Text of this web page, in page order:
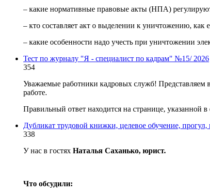
– какие нормативные правовые акты (НПА)
– кто составляет акт о выделении к уничтожению, как
– какие особенности надо учесть при уничтожении
Тест по журналу "Я - специалист по кадрам" №15/ 2026
354
Уважаемые работники кадровых служб! Представляем
работе.
Правильный ответ находится на странице, указанной
Дубликат трудовой книжки, целевое обучение,
338
У нас в гостях Наталья Саханько, юрист.
Что обсудили: